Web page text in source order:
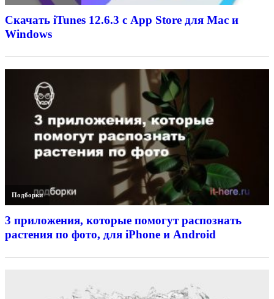
Скачать iTunes 12.6.3 с App Store для Mac и
Windows
Подборки
3 приложения, которые помогут распознать
растения по фото, для iPhone и Android